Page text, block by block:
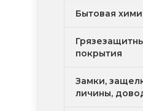
Бытовая
покрытия
Замки,
личины,